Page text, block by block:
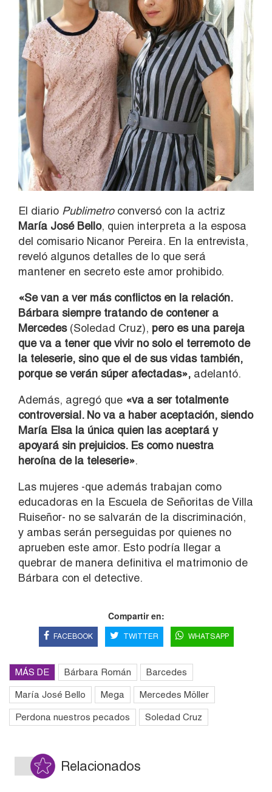
El diario Publimetroconversó con la actriz
María José Bello, quien interpreta a la esposa
del comisario Nicanor Pereira. En la entrevista,
reveló algunos detalles de lo que será
mantener en secreto este amor prohibido.
«Se van a ver más conflictos en la relación.
Bárbara siempre tratando de contener a
Mercedes(Soledad Cruz), pero es una pareja
que va a tener que vivir no solo el terremoto de
la teleserie, sino que el de sus vidas también,
porque se verán súper afectadas», adelantó.
Además, agregó que «va a ser totalmente
controversial. No va a haber aceptación, siendo
María Elsa la única quien las aceptará y
apoyará sin prejuicios. Es como nuestra
heroína de la teleserie».
Las mujeres -que además trabajan como
educadoras en la Escuela de Señoritas de Villa
Ruiseñor- no se salvarán de la discriminación,
y ambas serán perseguidas por quienes no
aprueben este amor. Esto podría llegar a
quebrar de manera definitiva el matrimonio de
Bárbara con el detective.
Compartir en:
FACEBOOK TWITTER WHATSAPP
MÁS DE Bárbara Román Barcedes
María José Bello Mega Mercedes Möller
Perdona nuestros pecados Soledad Cruz
Relacionados